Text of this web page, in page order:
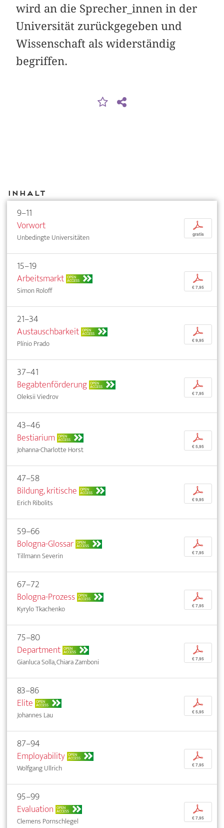
wird an die Sprecher_innen in der
Universität zurückgegeben und
Wissenschaft als widerständig
begriffen.
Inhalt
9–11
Vorwort
Unbedingte Universitäten
p
gratis
15–19
Arbeitsmarkt OPEN
ACCESS
Simon Roloff
p
€ 7,95
21–34
Austauschbarkeit OPEN
ACCESS
Plínio Prado
p
€ 9,95
37–41
Begabtenförderung OPEN
ACCESS
Oleksii Viedrov
p
€ 7,95
43–46
Bestiarium OPEN
ACCESS
Johanna-Charlotte Horst
p
€ 5,95
47–58
Bildung, kritische OPEN
ACCESS
Erich Ribolits
p
€ 9,95
59–66
Bologna-Glossar OPEN
ACCESS
Tillmann Severin
p
€ 7,95
67–72
Bologna-Prozess OPEN
ACCESS
Kyrylo Tkachenko
p
€ 7,95
75–80
Department OPEN
ACCESS
Gianluca Solla, Chiara Zamboni
p
€ 7,95
83–86
Elite OPEN
ACCESS
Johannes Lau
p
€ 5,95
87–94
Employability OPEN
ACCESS
Wolfgang Ullrich
p
€ 7,95
95–99
Evaluation OPEN
ACCESS
Clemens Pornschlegel
p
€ 7,95